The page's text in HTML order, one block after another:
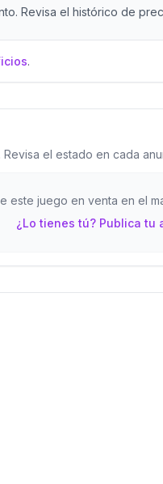
Revisa el histórico de
.
el estado en cada
este juego en venta en el
¿Lo tienes tú? Publica tu